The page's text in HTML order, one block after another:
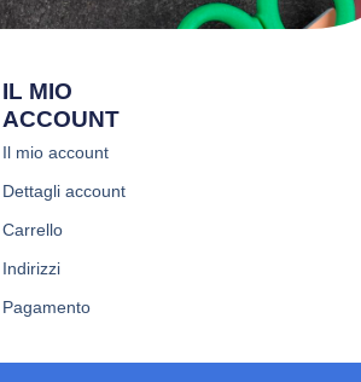
IL MIO
ACCOUNT
Il mio account
Dettagli account
Carrello
Indirizzi
Pagamento